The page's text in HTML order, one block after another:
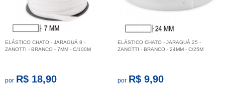
ELÁSTICO CHATO - JARAGUÁ 8 -
ZANOTTI - BRANCO - 7MM - C/100M
por R$ 18,90
ELÁSTICO CHATO - JARAGUÁ 25 -
ZANOTTI - BRANCO - 24MM - C/25M
por R$ 9,90